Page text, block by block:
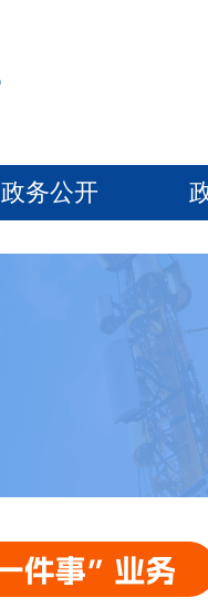
政务公开